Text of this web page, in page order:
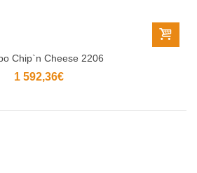
Chip`n Cheese 2206
1 592,36€